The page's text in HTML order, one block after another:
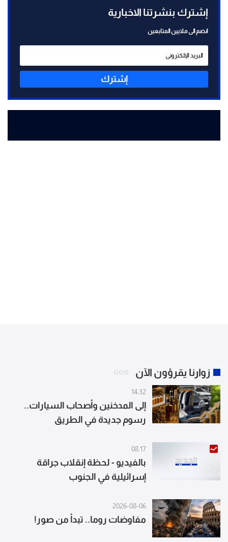
إشترك بنشرتنا الاخبارية
انضم الى ملايين المتابعين
إشترك
زوارنا يقرؤون الآن
14:32
إلى المدخنين وأصحاب السيارات..
رسوم جديدة في الطريق
08:17
بالفيديو - لحظة إنقلاب جراقة
إسرائيلية في الجنوب
2026-08-06
مفاوضات روما.. تبدأ من صور!